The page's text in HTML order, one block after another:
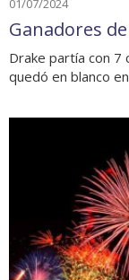
01/07/2024
Ganadores
Drake partía con 7
quedó en blanco